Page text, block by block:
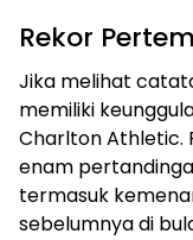
Rekor
Jika melihat
memiliki
Charlton Athletic.
enam
termasuk
sebelumnya di